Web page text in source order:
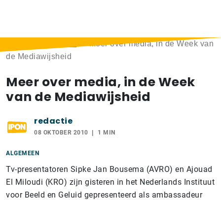
Meer over media, in de Week van
de Mediawijsheid
Meer over media, in de Week
van de Mediawijsheid
redactie
08 OKTOBER 2010 1 MIN
ALGEMEEN
Tv-presentatoren Sipke Jan Bousema (AVRO) en Ajouad
El Miloudi (KRO) zijn gisteren in het Nederlands Instituut
voor Beeld en Geluid gepresenteerd als ambassadeur